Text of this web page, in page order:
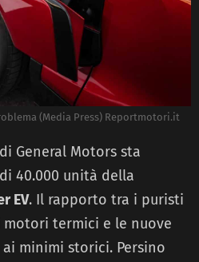
(Media Press) Reportmotori.it
General Motors sta
40.000 unità della
EV. Il rapporto tra i puristi
termici e le nuove
minimi storici. Persino